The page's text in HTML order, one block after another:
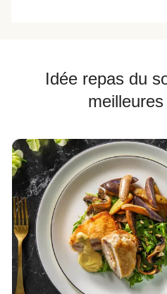
Idée repas du